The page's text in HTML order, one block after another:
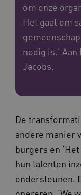
om onze
Het gaat om
nodig is.’
Jacobs.
De
andere manier
burgers en
hun talenten
ondersteunen.